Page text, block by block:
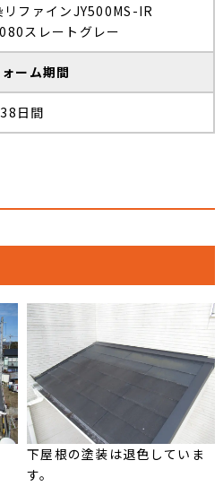
ファインJY500MS-IR
スレートグレー
ーム期間
38日間
下屋根の塗装は退色していま
す。